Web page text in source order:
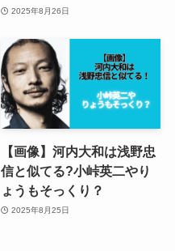
2025年8月26日
【画像】河内大和は浅野忠
信と似てる?小峠英二やり
ょうもそっくり？
2025年8月25日